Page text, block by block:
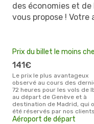
des économies et de
vous propose !
Prix du billet le moins
141€
Le prix le plus avantageux
observé au cours des
72 heures pour les vols de
au départ de Genève et à
destination de Madrid, qui
été réservés par nos
Aéroport de départ